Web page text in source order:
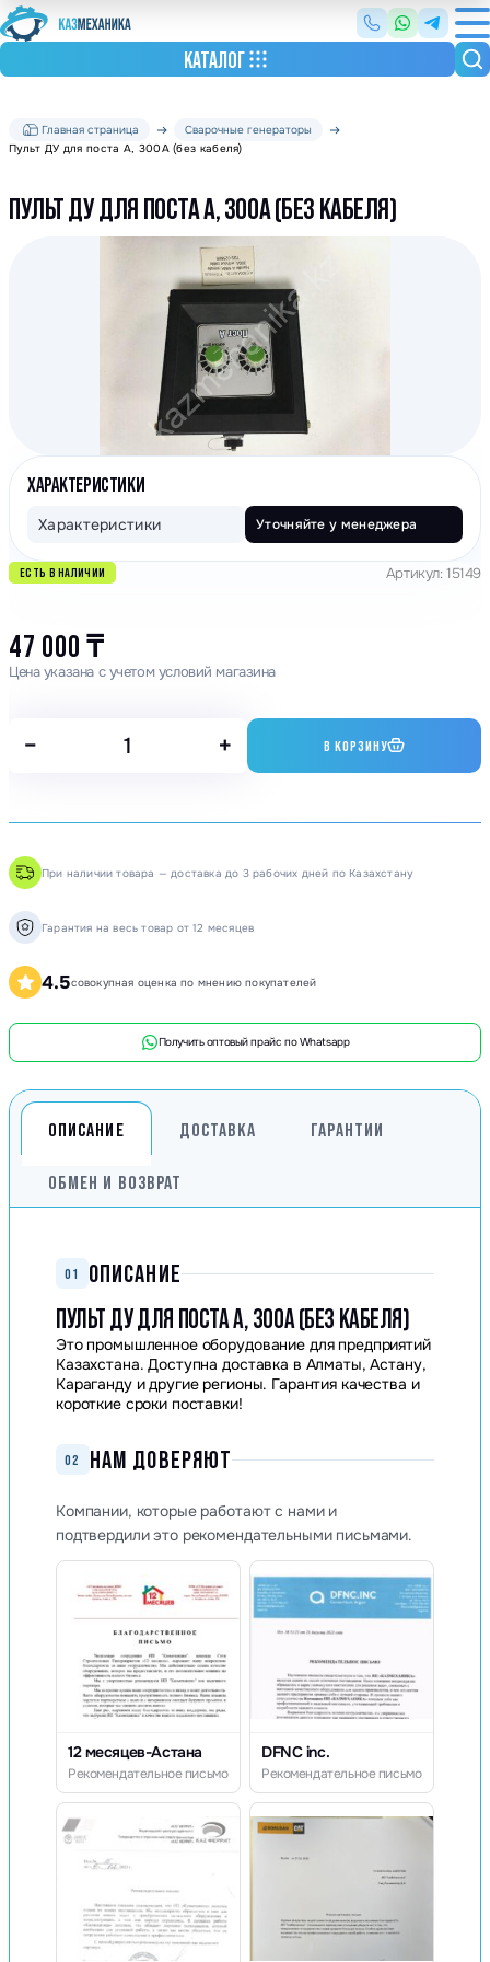
КАТАЛОГ
Главная страница
Сварочные генераторы
Пульт ДУ для поста А, 300А (без кабеля)
ПУЛЬТ ДУ ДЛЯ ПОСТА А, 300А (БЕЗ КАБЕЛЯ)
ХАРАКТЕРИСТИКИ
Характеристики Уточняйте у менеджера
ЕСТЬ В НАЛИЧИИ Артикул: 15149
47 000 ₸
Цена указана с учетом условий магазина
− + В КОРЗИНУ
При наличии товара — доставка до 3 рабочих дней по Казахстану
Гарантия на весь товар от 12 месяцев
4.5совокупная оценка по мнению покупателей
Получить оптовый прайс по Whatsapp
ОПИСАНИЕ ДОСТАВКА ГАРАНТИИ
ОБМЕН И ВОЗВРАТ
01 ОПИСАНИЕ
ПУЛЬТ ДУ ДЛЯ ПОСТА А, 300А (БЕЗ КАБЕЛЯ)
Это промышленное оборудование для предприятий
Казахстана. Доступна доставка в Алматы, Астану,
Караганду и другие регионы. Гарантия качества и
короткие сроки поставки!
02 НАМ ДОВЕРЯЮТ
Компании, которые работают с нами и
подтвердили это рекомендательными письмами.
12 месяцев-Астана
Рекомендательное письмо
DFNC inc.
Рекомендательное письмо